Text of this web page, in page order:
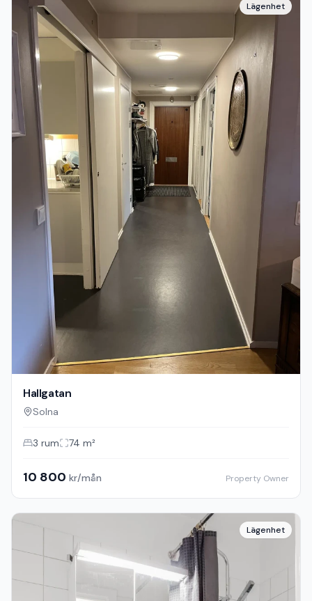
Lägenhet
Hallgatan
Solna
3 rum 74 m²
10 800 kr/mån Property Owner
Lägenhet